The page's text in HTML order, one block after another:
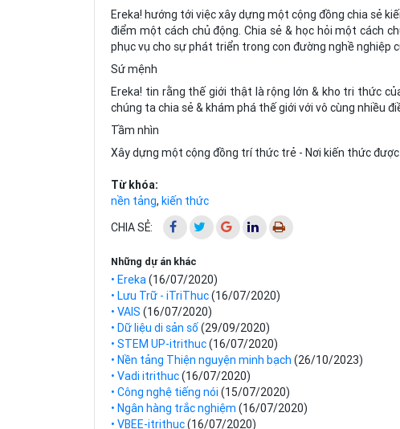
Ereka! hướng tới việc xây dựng một cộng đồng chia sẻ
điểm một cách chủ động. Chia sẻ & học hỏi một cách
phục vụ cho sự phát triển trong con đường nghề nghiệp
Sứ mệnh
Ereka! tin rằng thế giới thật là rộng lớn & kho tri thức
chúng ta chia sẻ & khám phá thế giới với vô cùng nhiều
Tầm nhìn
Xây dựng một cộng đồng trí thức trẻ - Nơi kiến thức
Từ khóa:
nền tảng, kiến thức
CHIA SẺ:
Những dự án khác
• Ereka(16/07/2020)
• Lưu Trữ - iTriThuc(16/07/2020)
• VAIS (16/07/2020)
• Dữ liệu di sản số(29/09/2020)
• STEM UP-itrithuc(16/07/2020)
• Nền tảng Thiện nguyện minh bạch (26/10/2023)
• Vadi itrithuc(16/07/2020)
• Công nghệ tiếng nói (15/07/2020)
• Ngân hàng trắc nghiệm (16/07/2020)
• VBEE-itrithuc(16/07/2020)